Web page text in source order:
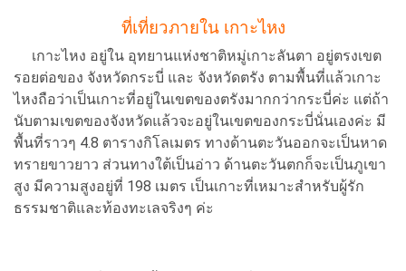
ที่เที่ยวภายใน เกาะไหง
เกาะไหง อยู่ใน อุทยานแห่งชาติหมู่เกาะลันตา อยู่ตรงเขต
รอยต่อของ จังหวัดกระบี่ และ จังหวัดตรัง ตามพื้นที่แล้วเกาะ
ไหงถือว่าเป็นเกาะที่อยู่ในเขตของตรังมากกว่ากระบี่ค่ะ แต่ถ้า
นับตามเขตของจังหวัดแล้วจะอยู่ในเขตของกระบี่นั่นเองค่ะ มี
พื้นที่ราวๆ 4.8 ตารางกิโลเมตร ทางด้านตะวันออกจะเป็นหาด
ทรายขาวยาว ส่วนทางใต้เป็นอ่าว ด้านตะวันตกก็จะเป็นภูเขา
สูง มีความสูงอยู่ที่ 198 เมตร เป็นเกาะที่เหมาะสำหรับผู้รัก
ธรรมชาติและท้องทะเลจริงๆ ค่ะ